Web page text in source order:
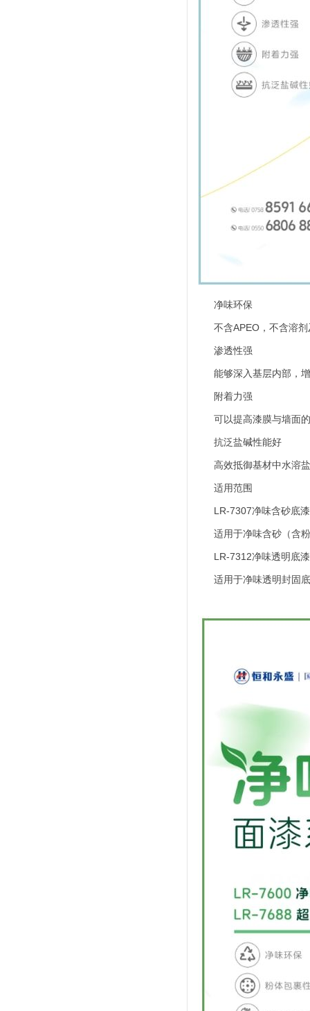
净味环保
不含APEO，不含溶剂
渗透性强
能够深入基层内部，增
附着力强
可以提高漆膜与墙面的
抗泛盐碱性能好
高效抵御基材中水溶盐
适用范围
LR-7307净味含砂底漆
适用于净味含砂（含粉
LR-7312净味透明底漆
适用于净味透明封固